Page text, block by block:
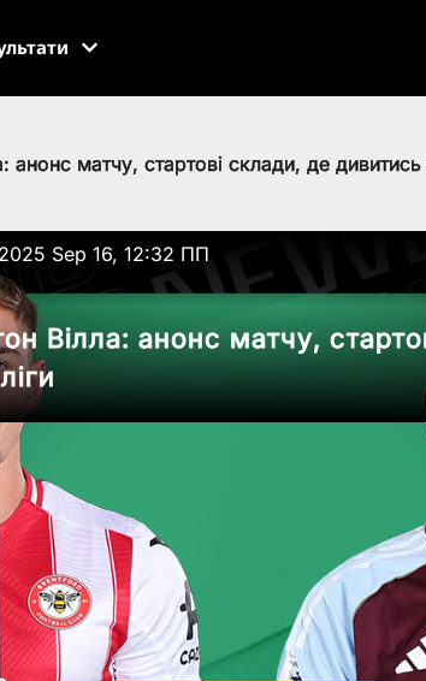
анонс матчу, стартові склади, де дивитись
2025 Sep 16, 12:32 ПП
Вілла: анонс матчу,